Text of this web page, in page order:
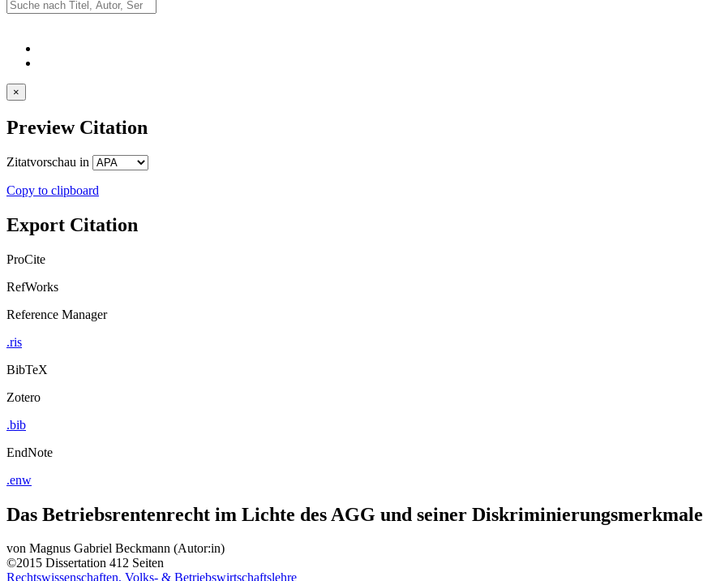
×
Preview Citation
Zitatvorschau in
Copy to clipboard
Export Citation
ProCite
RefWorks
Reference Manager
.ris
BibTeX
Zotero
.bib
EndNote
.enw
Das Betriebsrentenrecht im Lichte des AGG und seiner Diskriminierungsmerkmale
von Magnus Gabriel Beckmann (Autor:in)
©2015 Dissertation 412 Seiten
Rechtswissenschaften, Volks- & Betriebswirtschaftslehre